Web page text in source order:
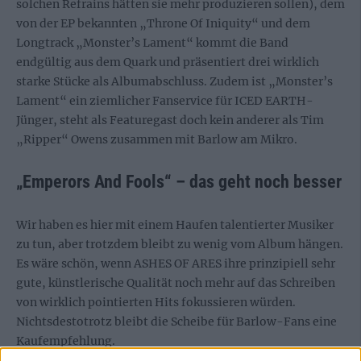
solchen Refrains hätten sie mehr produzieren sollen), dem
von der EP bekannten „Throne Of Iniquity“ und dem
Longtrack „Monster’s Lament“ kommt die Band
endgültig aus dem Quark und präsentiert drei wirklich
starke Stücke als Albumabschluss. Zudem ist „Monster’s
Lament“ ein ziemlicher Fanservice für ICED EARTH-
Jünger, steht als Featuregast doch kein anderer als Tim
„Ripper“ Owens zusammen mit Barlow am Mikro.
„Emperors And Fools“ – das geht noch besser
Wir haben es hier mit einem Haufen talentierter Musiker
zu tun, aber trotzdem bleibt zu wenig vom Album hängen.
Es wäre schön, wenn ASHES OF ARES ihre prinzipiell sehr
gute, künstlerische Qualität noch mehr auf das Schreiben
von wirklich pointierten Hits fokussieren würden.
Nichtsdestotrotz bleibt die Scheibe für Barlow-Fans eine
Kaufempfehlung.